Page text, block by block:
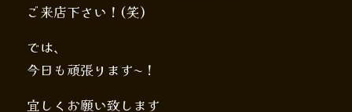
ご来店下さい！(笑)
では、
今日も頑張ります〜！
宜しくお願い致します